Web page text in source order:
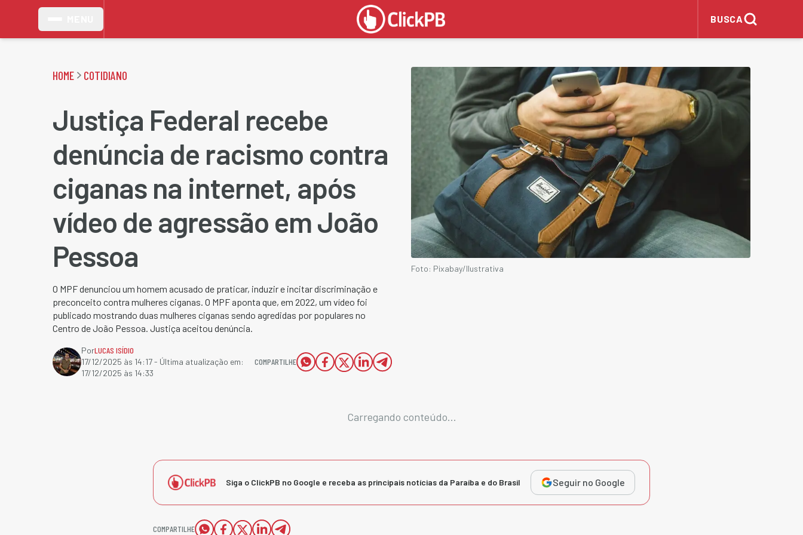
BUSCA
HOME COTIDIANO
Justiça Federal recebe
denúncia de racismo contra
ciganas na internet, após
vídeo de agressão em João
Pessoa
O MPF denunciou um homem acusado de praticar, induzir e incitar discriminação e
preconceito contra mulheres ciganas. O MPF aponta que, em 2022, um vídeo foi
publicado mostrando duas mulheres ciganas sendo agredidas por populares no
Centro de João Pessoa. Justiça aceitou denúncia.
PorLUCAS ISÍDIO
17/12/2025 às 14:17- Última atualização em:
17/12/2025 às 14:33
COMPARTILHE
Foto: Pixabay/Ilustrativa
Carregando conteúdo...
Siga o ClickPB no Google e receba as principais notícias da Paraíba e do Brasil Seguir no Google
COMPARTILHE